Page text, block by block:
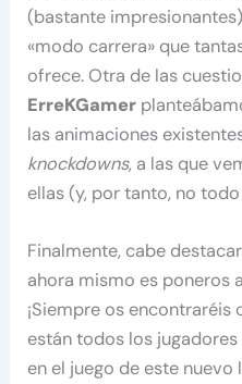
(bastante
«modo carrera» que
ofrece. Otra de las
ErreKGamer
las animaciones
knockdowns, a las que
ellas (y, por tanto, no
Finalmente, cabe
ahora mismo es poneros
¡Siempre os encontraréis
están todos los
en el juego de este nuevo